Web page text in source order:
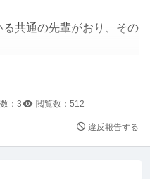
共通の先輩がおり、その
た。
いです。
1番年下、女性というの
きく汚したところ等がな
： 3 閲覧数： 512
違反報告する